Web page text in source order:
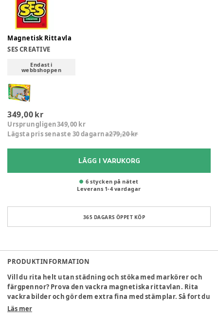
Magnetisk Rittavla
SES CREATIVE
Endast i
webbshoppen
349,00 kr
Ursprungligen349,00 kr
Lägsta pris senaste 30 dagarna279,20 kr
LÄGG I VARUKORG
6 stycken på nätet
Leverans 1-4 vardagar
365 DAGARS ÖPPET KÖP
PRODUKTINFORMATION
Vill du rita helt utan städning och stöka med markörer och
färgpennor? Prova den vackra magnetiska rittavlan. Rita
vackra bilder och gör dem extra fina med stämplar. Så fort du
är klar kan du dra knappen över hela linjen och ta bort. Då är
Läs mer